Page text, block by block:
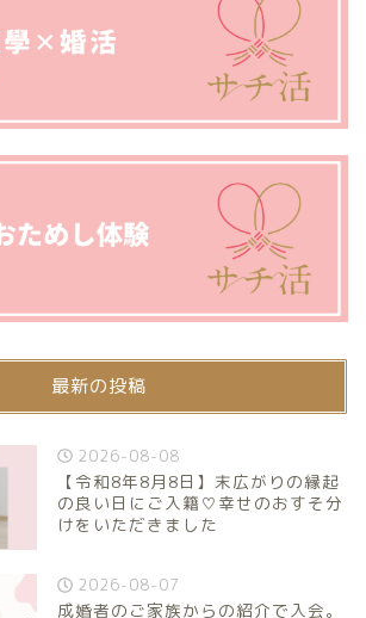
最新の投稿
2026-08-08
【令和8年8月8日】末広がりの縁起
の良い日にご入籍♡幸せのおすそ分
けをいただきました
2026-08-07
成婚者のご家族からの紹介で入会。